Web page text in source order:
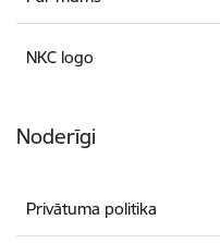
NKC logo
Noderīgi
Privātuma politika